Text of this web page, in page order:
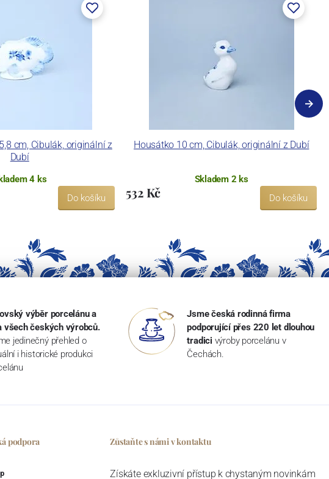
cm, Cibulák, originální z
Dubí
4 ks
Do košíku
Housátko 10 cm, Cibulák, originální z Dubí
Skladem 2 ks
532 Kč Do košíku
výběr porcelánu a
všech českých výrobců.
jedinečný přehled o
i historické produkci
Jsme česká rodinná firma
podporující přes 220 let dlouhou
tradici výroby porcelánu v
Čechách.
podpora Zůstaňte s námi v kontaktu
Získáte exkluzivní přístup k chystaným novinkám